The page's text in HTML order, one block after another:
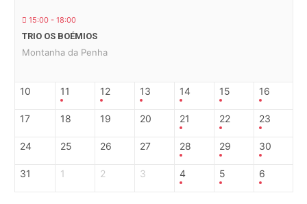
15:00 - 18:00
TRIO OS BOÉMIOS
Montanha da Penha
10 11 12 13 14 15 16
17 18 19 20 21 22 23
24 25 26 27 28 29 30
31 1 2 3 4 5 6